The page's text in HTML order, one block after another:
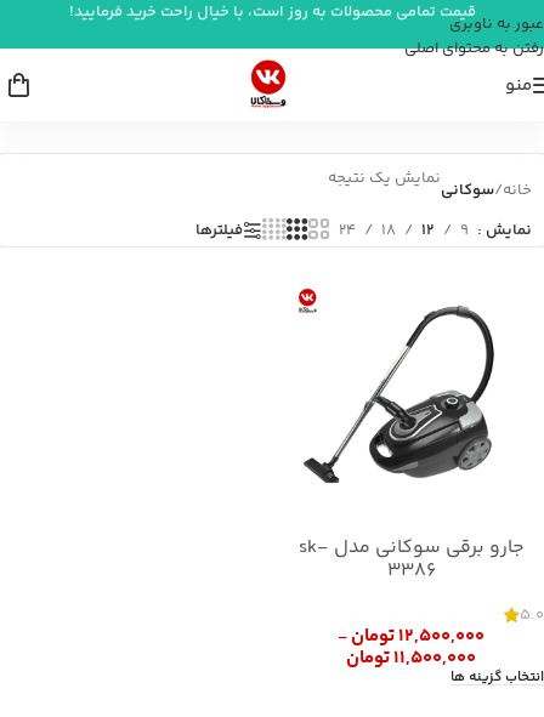
عبور به ناوبری
رفتن به محتوای اصلی
قیمت تمامی محصولات به روز است، با خیال راحت خرید فرمایید!
منو
خانه/سوکانینمایش یک نتیجه
نمایش 9
12
18
24 فیلترها
جارو برقی سوکانی مدل sk-
3386
5.0
۱۲,۵۰۰,۰۰۰تومان –
۱۱,۵۰۰,۰۰۰تومان
انتخاب گزینه ها